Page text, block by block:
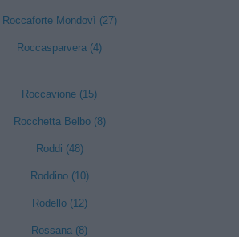
Roccaforte Mondovì (27)
Roccasparvera (4)
Roccavione (15)
Rocchetta Belbo (8)
Roddi (48)
Roddino (10)
Rodello (12)
Rossana (8)